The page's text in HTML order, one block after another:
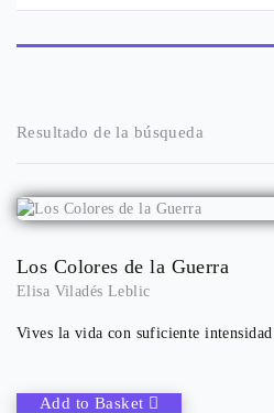
Resultado de la búsqueda
Los Colores de la Guerra
Elisa Viladés Leblic
Vives la vida con suficiente
Add to Basket